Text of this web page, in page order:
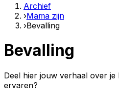
Archief
›Mama zijn
›Bevalling
Bevalling
Deel hier jouw verhaal over je
ervaren?